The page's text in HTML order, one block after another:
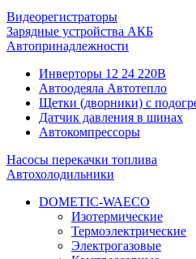
Видеорегистраторы
Зарядные устройства АКБ
Автопринадлежности
Инверторы 12 24 220В
Автоодеяла Автотепло
Щетки (дворники) с
Датчик давления в шинах
Автокомпрессоры
Насосы перекачки топлива
Автохолодильники
DOMETIC-WAECO
Изотермические
Термоэлектрические
Электрогазовые